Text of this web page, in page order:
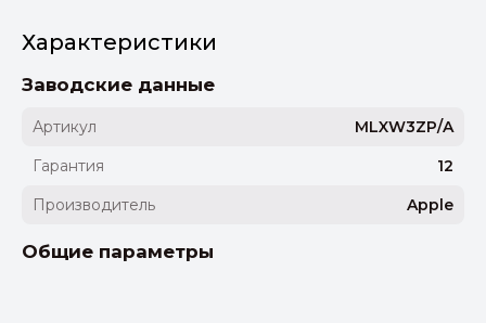
Характеристики
Заводские данные
Артикул
MLXW3ZP/A
Гарантия
12
Производитель
Apple
Общие параметры